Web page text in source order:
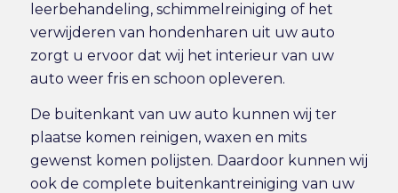
leerbehandeling, schimmelreiniging of het
verwijderen van hondenharen uit uw auto
zorgt u ervoor dat wij het interieur van uw
auto weer fris en schoon opleveren.
De buitenkant van uw auto kunnen wij ter
plaatse komen reinigen, waxen en mits
gewenst komen polijsten. Daardoor kunnen wij
ook de complete buitenkantreiniging van uw